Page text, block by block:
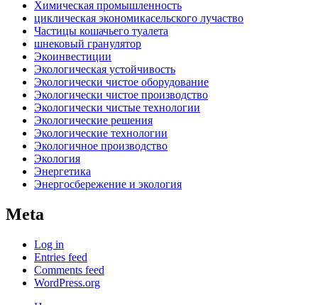
Химическая промышленность
циклическая экономикасельского лучаство
Частицы кошачьего туалета
шнековый гранулятор
Экоинвестиции
Экологическая устойчивость
Экологически чистое оборудование
Экологически чистое производство
Экологически чистые технологии
Экологические решения
Экологические технологии
Экологичное производство
Экология
Энергетика
Энергосбережение и экология
Meta
Log in
Entries feed
Comments feed
WordPress.org